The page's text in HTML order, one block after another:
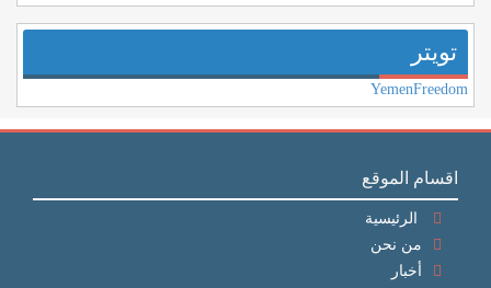
تويتر
YemenFreedom
اقسام الموقع
الرئيسية
من نحن
أخبار